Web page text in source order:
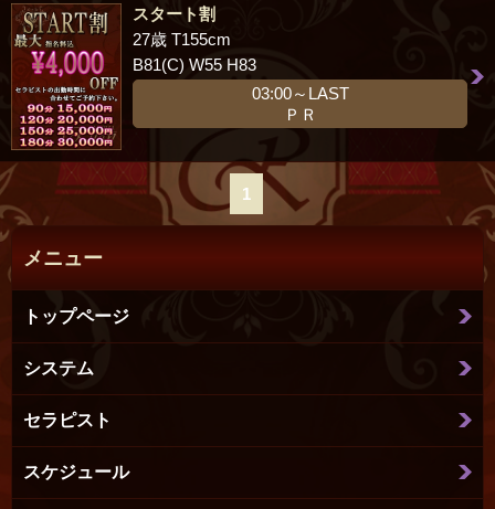
スタート割
27歳 T155cm
B81(C) W55 H83
03:00～LAST
ＰＲ
1
メニュー
トップページ
システム
セラピスト
スケジュール